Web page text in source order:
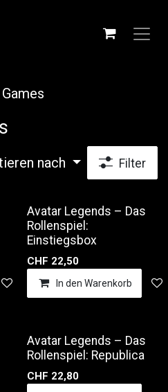
nach Filter
Auf die Wunschliste
Avatar Legends – Das
Rollenspiel:
Einstiegsbox
CHF 22,50
In den Warenkorb
Avatar Legends – Das
Rollenspiel: Republica
CHF 22,80